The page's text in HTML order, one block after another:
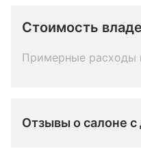
Стоимость
Примерные расходы
Отзывы о салоне